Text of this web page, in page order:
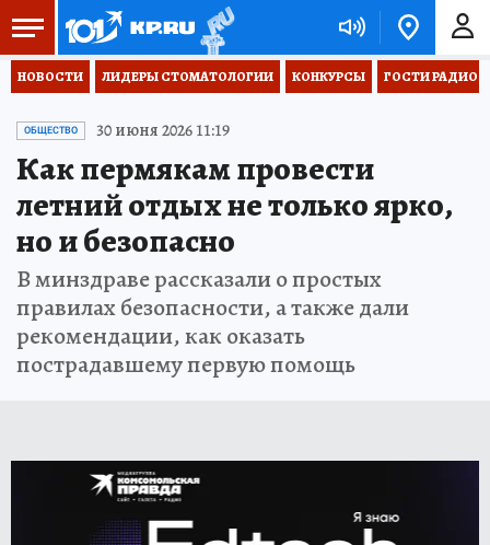
НОВОСТИ ЛИДЕРЫ СТОМАТОЛОГИИ КОНКУРСЫ ГОСТИ РАДИО
ОБЩЕСТВО 30 июня 2026 11:19
Как пермякам провести
летний отдых не только ярко,
но и безопасно
В минздраве рассказали о простых
правилах безопасности, а также дали
рекомендации, как оказать
пострадавшему первую помощь